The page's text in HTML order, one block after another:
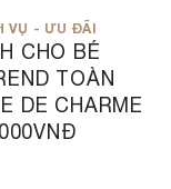
VỤ - ƯU ĐÃI
CHO BÉ
TOÀN
DE CHARME